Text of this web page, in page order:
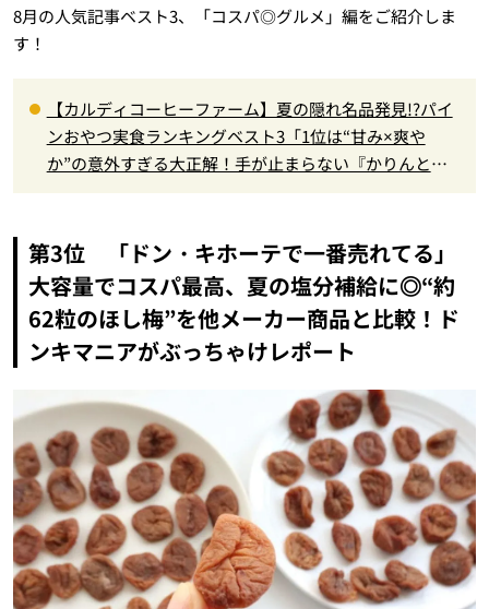
8月の人気記事ベスト3、「コスパ◎グルメ」編をご紹介しま
す！
【カルディコーヒーファーム】夏の隠れ名品発見!?パイ
ンおやつ実食ランキングベスト3「1位は“甘み×爽や
か”の意外すぎる大正解！手が止まらない『かりんと
第3位 「ドン・キホーテで一番売れてる」
大容量でコスパ最高、夏の塩分補給に◎“約
62粒のほし梅”を他メーカー商品と比較！ド
ンキマニアがぶっちゃけレポート